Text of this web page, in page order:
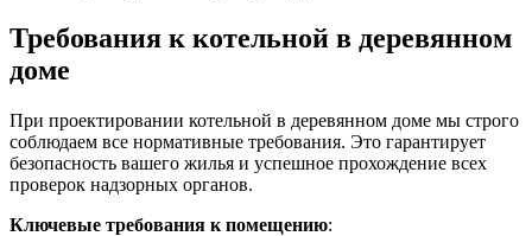
Требования к котельной в деревянном
доме
При проектировании котельной в деревянном доме мы строго
соблюдаем все нормативные требования. Это гарантирует
безопасность вашего жилья и успешное прохождение всех
проверок надзорных органов.
Ключевые требования к помещению: